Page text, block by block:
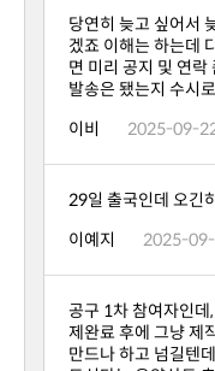
발송은 됐는지 수시
이비
2025-09-
29일 출국인데 오긴
이예지
2025-